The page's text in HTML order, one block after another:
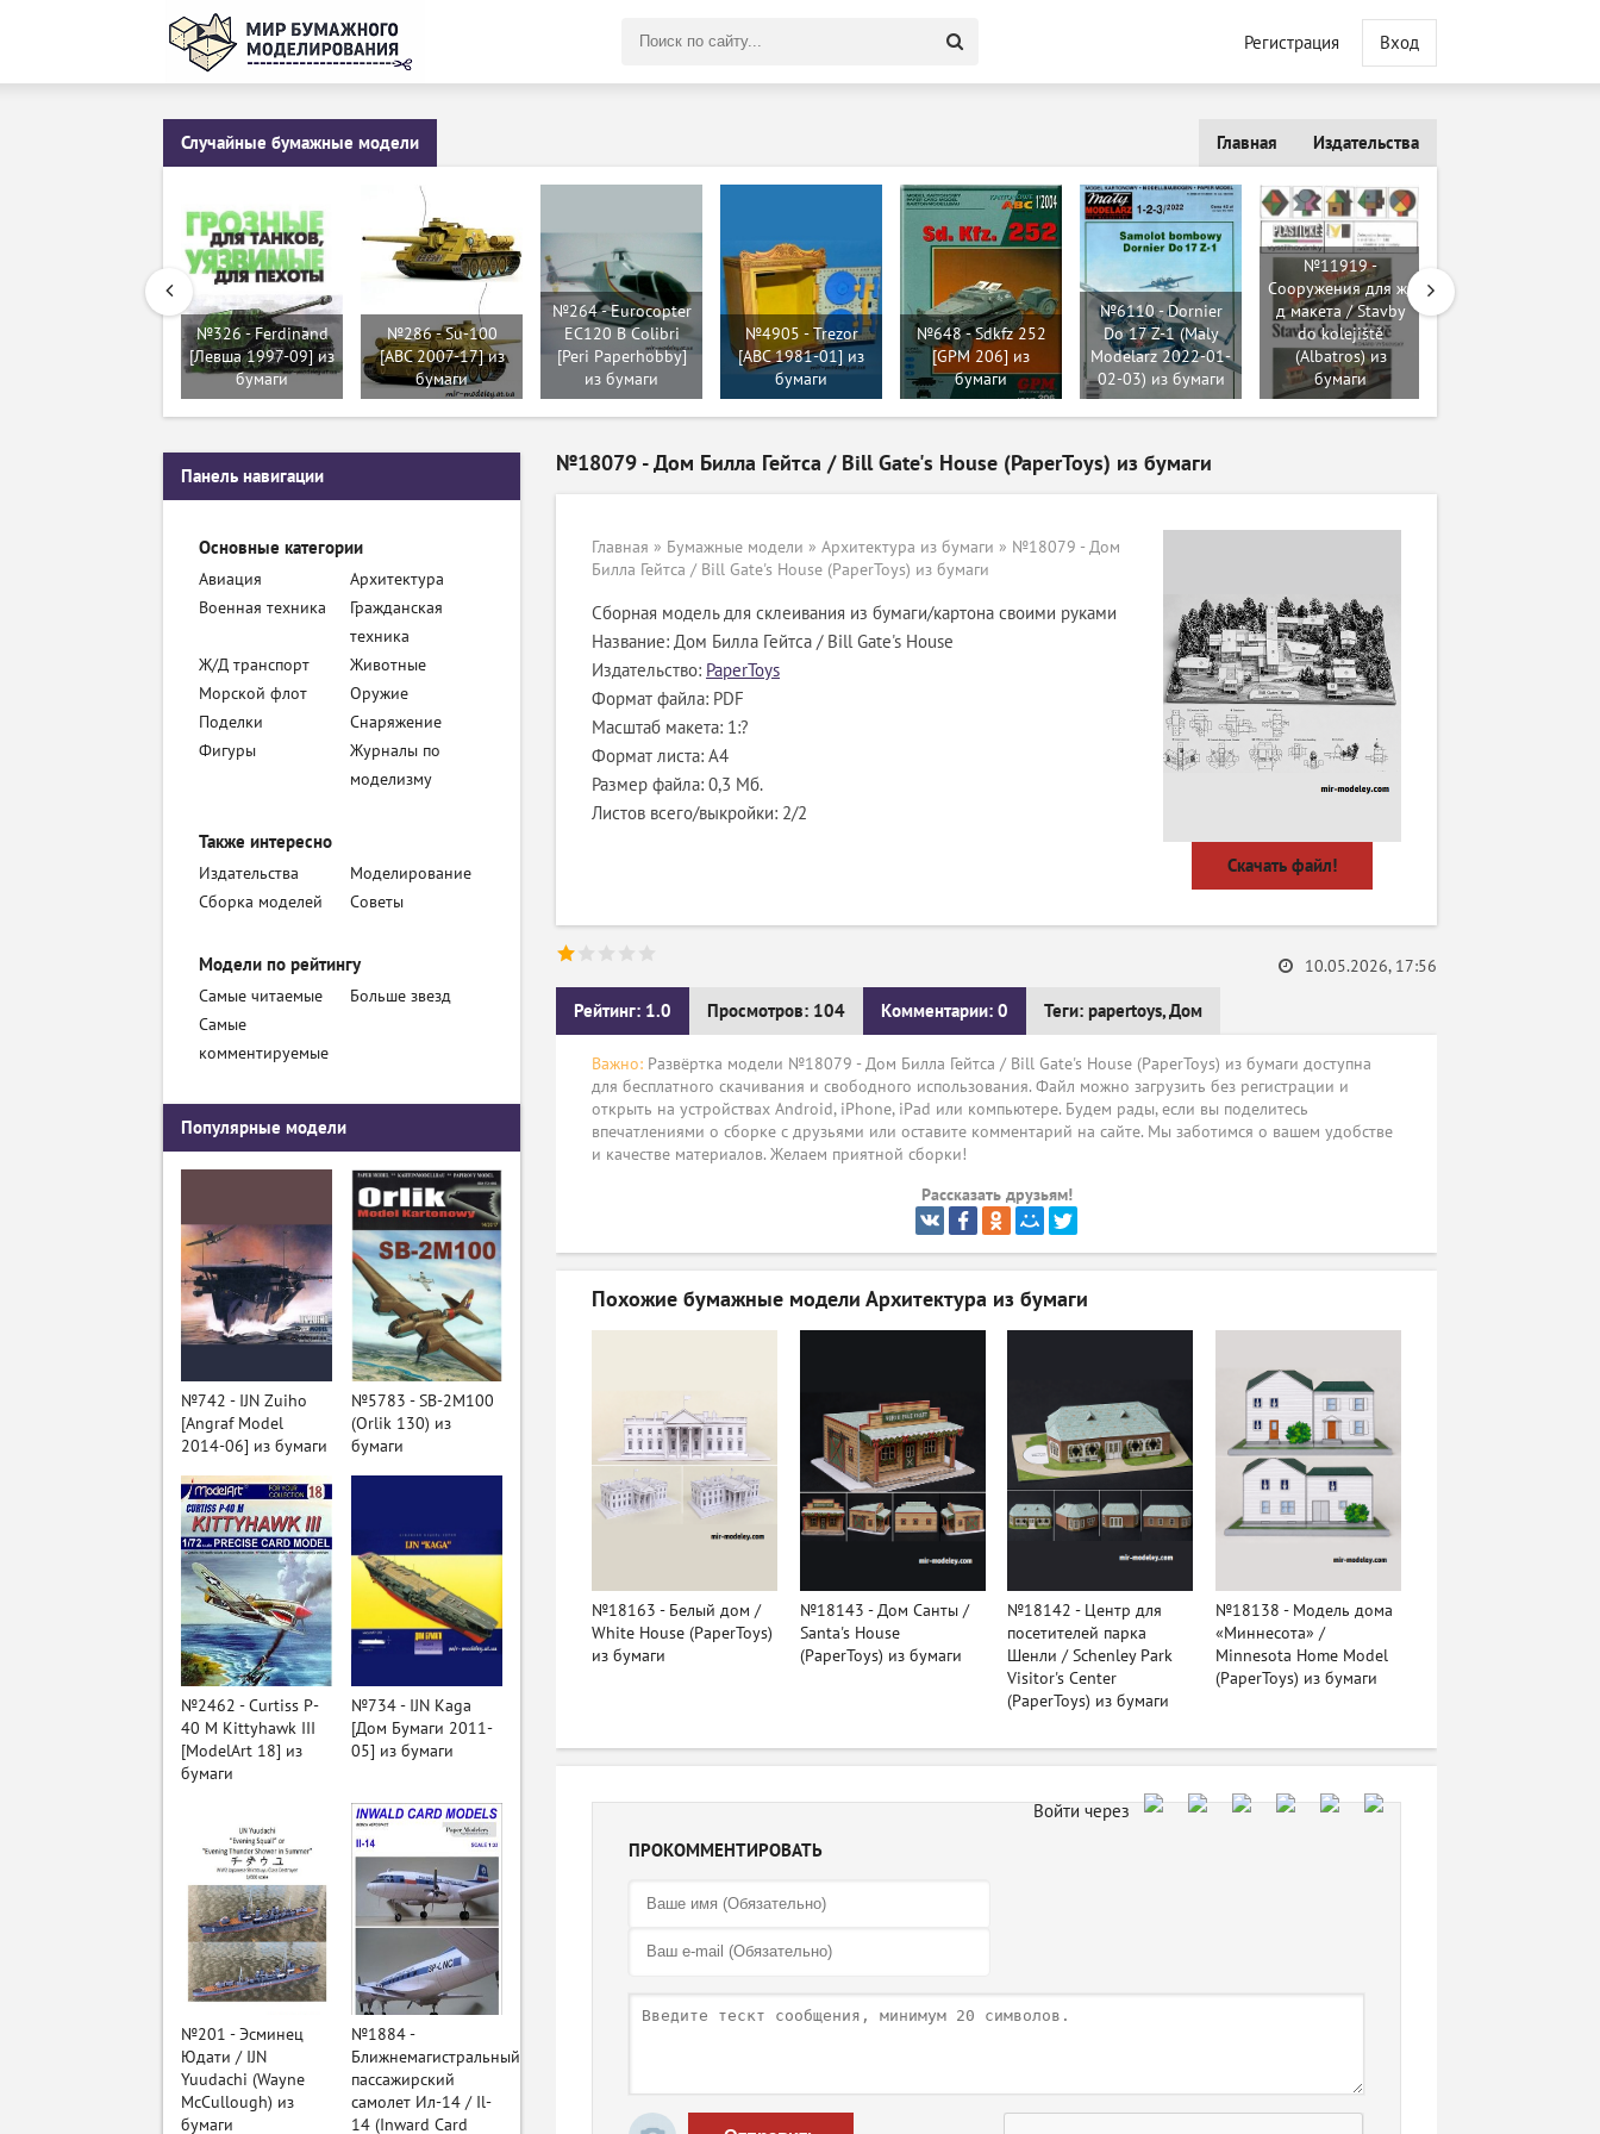
Регистрация Вход
Случайные бумажные модели Издательства
Главная
№326 - Ferdinand
[Левша 1997-09] из
бумаги
№286 - Su-100
[ABC 2007-17] из
бумаги
№264 - Eurocopter
EC120 B Colibri
[Peri Paperhobby]
из бумаги
№4905 - Trezor
[ABC 1981-01] из
бумаги
№648 - Sdkfz 252
[GPM 206] из
бумаги
№6110 - Dornier
Do 17 Z-1 (Maly
Modelarz 2022-01-
02-03) из бумаги
№11919 -
Сооружения для ж/
д макета / Stavby
do kolejiště
(Albatros) из
бумаги
№18079 - Дом Билла Гейтса / Bill Gate's House (PaperToys) из бумаги
Главная » Бумажные модели » Архитектура из бумаги » №18079 - Дом
Билла Гейтса / Bill Gate's House (PaperToys) из бумаги
Сборная модель для склеивания из бумаги/картона своими руками
Название: Дом Билла Гейтса / Bill Gate's House
Издательство: PaperToys
Формат файла: PDF
Масштаб макета: 1:?
Формат листа: А4
Размер файла: 0,3 Мб.
Листов всего/выкройки: 2/2
Скачать файл!
Рейтинг: 1.0 Просмотров: 104 Комментарии: 0 Теги: papertoys,Дом
10.05.2026, 17:56
Важно: Развёртка модели №18079 - Дом Билла Гейтса / Bill Gate's House (PaperToys) из бумаги доступна
для бесплатного скачивания и свободного использования. Файл можно загрузить без регистрации и
открыть на устройствах Android, iPhone, iPad или компьютере. Будем рады, если вы поделитесь
впечатлениями о сборке с друзьями или оставите комментарий на сайте. Мы заботимся о вашем удобстве
и качестве материалов. Желаем приятной сборки!
Рассказать друзьям!
Похожие бумажные модели Архитектура из бумаги
№18163 - Белый дом /
White House (PaperToys)
из бумаги
№18143 - Дом Санты /
Santa's House
(PaperToys) из бумаги
№18142 - Центр для
посетителей парка
Шенли / Schenley Park
Visitor's Center
(PaperToys) из бумаги
№18138 - Модель дома
«Миннесота» /
Minnesota Home Model
(PaperToys) из бумаги
ПРОКОММЕНТИРОВАТЬ
Панель навигации
Основные категории
Авиация
Архитектура
Военная техника
Гражданская
техника
Ж/Д транспорт
Животные
Морской флот
Оружие
Поделки
Снаряжение
Фигуры
Журналы по
моделизму
Также интересно
Издательства
Моделирование
Сборка моделей
Советы
Модели по рейтингу
Самые читаемые
Больше звезд
Самые
комментируемые
Популярные модели
№742 - IJN Zuiho
[Angraf Model
2014-06] из бумаги
№5783 - SB-2M100
(Orlik 130) из
бумаги
№2462 - Curtiss P-
40 M Kittyhawk III
[ModelArt 18] из
бумаги
№734 - IJN Kaga
[Дом Бумаги 2011-
05] из бумаги
№201 - Эсминец
Юдати / IJN
Yuudachi (Wayne
McCullough) из
бумаги
№1884 -
Ближнемагистральный
пассажирский
самолет Ил-14 / Il-
14 (Inward Card